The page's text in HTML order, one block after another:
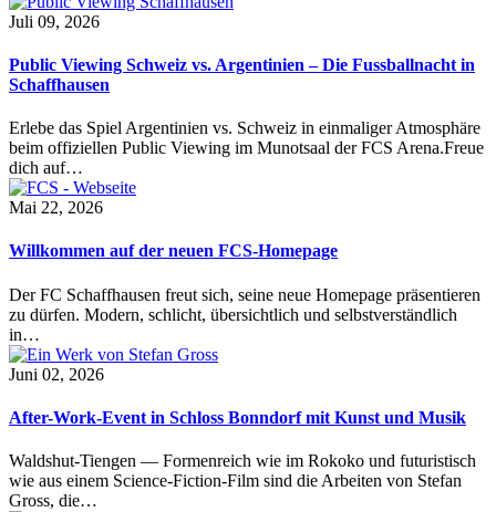
Juli 09, 2026
Public Viewing Schweiz vs. Argentinien – Die Fussballnacht in
Schaffhausen
Erlebe das Spiel Argentinien vs. Schweiz in einmaliger Atmosphäre
beim offiziellen Public Viewing im Munotsaal der FCS Arena.Freue
dich auf…
Mai 22, 2026
Willkommen auf der neuen FCS-Homepage
Der FC Schaffhausen freut sich, seine neue Homepage präsentieren
zu dürfen. Modern, schlicht, übersichtlich und selbstverständlich
in…
Juni 02, 2026
After-Work-Event in Schloss Bonndorf mit Kunst und Musik
Waldshut-Tiengen — Formenreich wie im Rokoko und futuristisch
wie aus einem Science-Fiction-Film sind die Arbeiten von Stefan
Gross, die…